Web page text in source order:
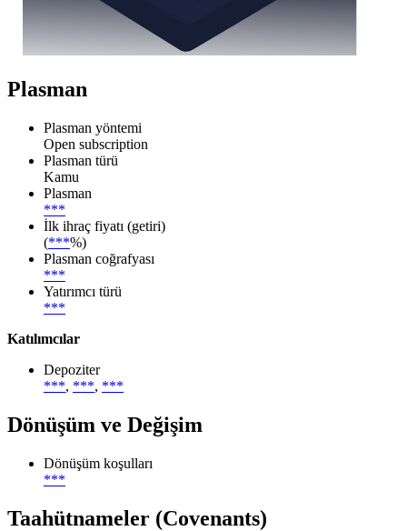
Plasman
Plasman yöntemi
Open subscription
Plasman türü
Kamu
Plasman
***
İlk ihraç fiyatı (getiri)
(***%)
Plasman coğrafyası
***
Yatırımcı türü
***
Katılımcılar
Depoziter
***, ***, ***
Dönüşüm ve Değişim
Dönüşüm koşulları
***
Taahütnameler (Covenants)